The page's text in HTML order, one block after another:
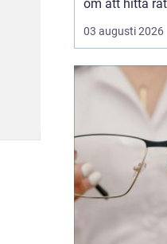
om att hitta
kompetens för
behandling och
svårigheter
tal, läsning,
eller
vänder si...
03 augusti 2026